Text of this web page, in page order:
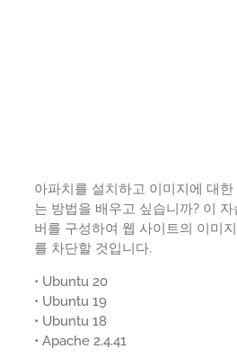
아파치를 설치하고 이미지에 대
는 방법을 배우고 싶습니까? 이
버를 구성하여 웹 사이트의 이미
를 차단할 것입니다.
• Ubuntu 20
• Ubuntu 19
• Ubuntu 18
• Apache 2.4.41